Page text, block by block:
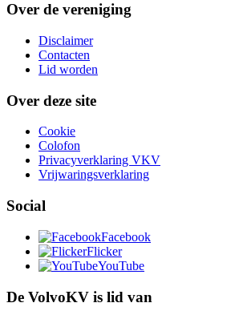
Over de vereniging
Disclaimer
Contacten
Lid worden
Over deze site
Cookie
Colofon
Privacyverklaring VKV
Vrijwaringsverklaring
Social
Facebook
Flicker
YouTube
De VolvoKV is lid van